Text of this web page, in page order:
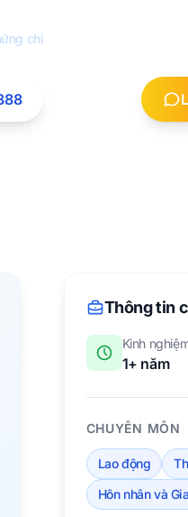
chỉ
Thông tin
Kinh
1+ năm
CHUYÊN MÔN
Lao động
Hôn nhân và